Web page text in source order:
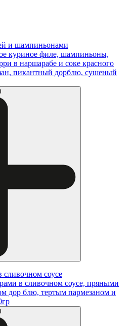
и шампиньонами
куриное филе, шампиньоны,
в наршарабе и соке красного
пикантный дорблю, сушеный
сливочном соусе
в сливочном соусе, пряными
дор блю, тертым пармезаном и